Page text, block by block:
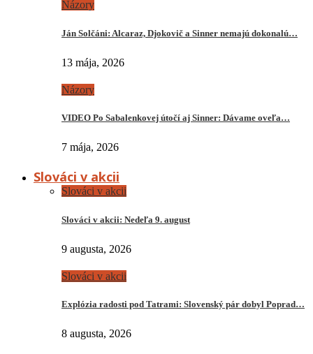
Názory
Ján Solčáni: Alcaraz, Djokovič a Sinner nemajú dokonalú…
13 mája, 2026
Názory
VIDEO Po Sabalenkovej útočí aj Sinner: Dávame oveľa…
7 mája, 2026
Slováci v akcii
Slováci v akcii
Slováci v akcii: Nedeľa 9. august
9 augusta, 2026
Slováci v akcii
Explózia radosti pod Tatrami: Slovenský pár dobyl Poprad…
8 augusta, 2026